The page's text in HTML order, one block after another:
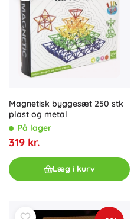
Magnetisk byggesæt 250 stk
plast og metal
På lager
319 kr.
Læg i kurv